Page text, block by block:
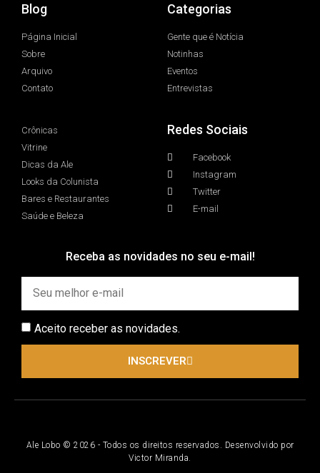
Blog
Página Inicial
Sobre
Arquivo
Contato
Categorias
Gente que é Notícia
Notinhas
Eventos
Entrevistas
Crônicas
Vitrine
Dicas da Ale
Looks da Colunista
Bares e Restaurantes
Saúde e Beleza
Redes Sociais
Facebook
Instagram
Twitter
E-mail
Receba as novidades no seu e-mail!
Aceito receber as novidades.
INSCREVER
Ale Lobo © 2026 - Todos os direitos reservados. Desenvolvido por
Victor Miranda.